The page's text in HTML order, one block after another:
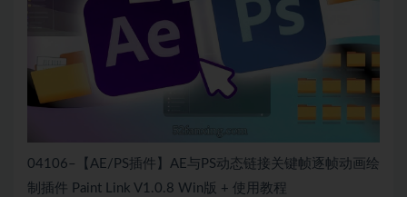
04106–【AE/PS插件】AE与PS动态链接关键帧逐帧动画绘
制插件 Paint Link V1.0.8 Win版 + 使用教程